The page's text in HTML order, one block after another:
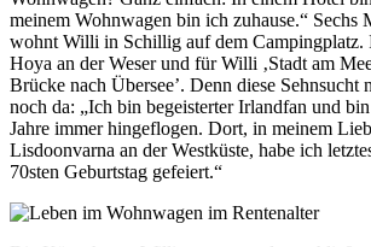
meinem Wohnwagen bin ich zuhause.“ Sechs
wohnt Willi in Schillig auf dem Campingplatz.
Hoya an der Weser und für Willi ‚Stadt am
Brücke nach Übersee’. Denn diese Sehnsucht
noch da: „Ich bin begeisterter Irlandfan und
Jahre immer hingeflogen. Dort, in meinem
Lisdoonvarna an der Westküste, habe ich
70sten Geburtstag gefeiert.“